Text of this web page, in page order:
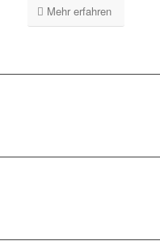
Mehr erfahren